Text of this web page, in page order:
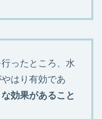
ったところ、水
はり有効であ
効果があること